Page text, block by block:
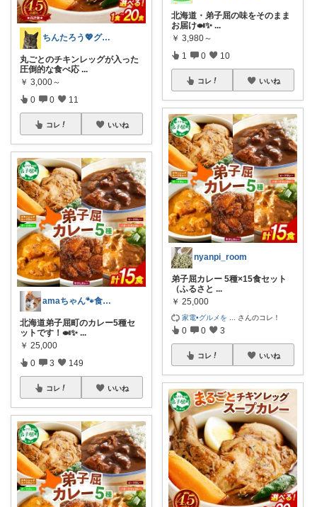
ちんたろう💖グルメ猫🐈‍⬛🐾
丸ごとのチキンレッグが入った
圧倒的な食べ応 ...
￥ 3,000～
0 0 11
コレ いいね
amaちゃん🐾食いしん坊ネコ
北海道弟子屈町のカレー5種セ
ットです！🍛✨ ...
￥ 25,000
0 3 149
コレ いいね
北海道・弟子屈の味をそのまま
お届け🍛✨ ...
￥ 3,980～
1 0 10
コレ いいね
nyanpi_room
弟子屈カレー 5種×15食セット
（ふるさと ...
￥ 25,000
家電•グルメを さんのコレ！
0 0 3
コレ いいね